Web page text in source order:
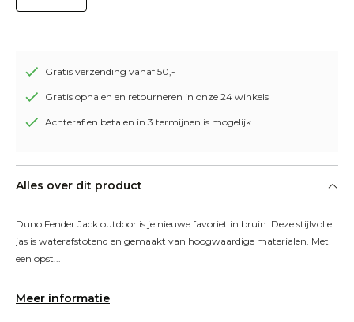
Gratis verzending vanaf 50,-
Gratis ophalen en retourneren in onze 24 winkels
Achteraf en betalen in 3 termijnen is mogelijk
Alles over dit product
Duno Fender Jack outdoor is je nieuwe favoriet in bruin. Deze stijlvolle
jas is waterafstotend en gemaakt van hoogwaardige materialen. Met
een opst...
Meer informatie